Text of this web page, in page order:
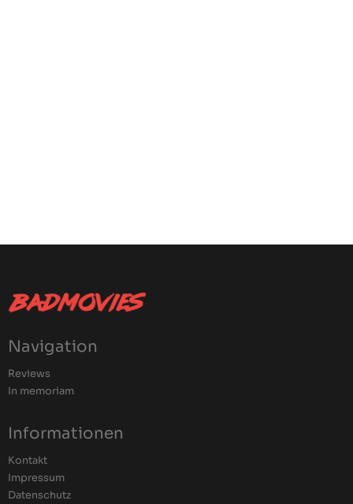
Navigation
Reviews
In memoriam
Informationen
Kontakt
Impressum
Datenschutz